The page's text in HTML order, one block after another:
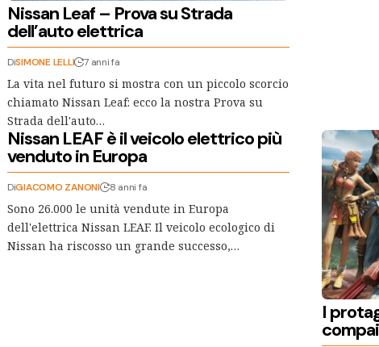
Nissan Leaf – Prova su Strada
dell’auto elettrica
DiSIMONE LELLI 7 anni fa
La vita nel futuro si mostra con un piccolo scorcio
chiamato Nissan Leaf: ecco la nostra Prova su
Strada dell'auto…
Nissan LEAF è il veicolo elettrico più
venduto in Europa
DiGIACOMO ZANONI 8 anni fa
Sono 26.000 le unità vendute in Europa
dell'elettrica Nissan LEAF. Il veicolo ecologico di
Nissan ha riscosso un grande successo,…
I